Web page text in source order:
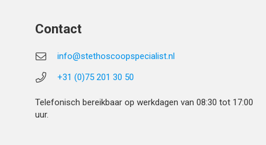
Contact
info@stethoscoopspecialist.nl
+31 (0)75 201 30 50
Telefonisch bereikbaar op werkdagen van 08:30 tot 17:00
uur.